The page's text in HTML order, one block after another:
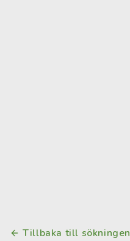
Tillbaka till sökningen